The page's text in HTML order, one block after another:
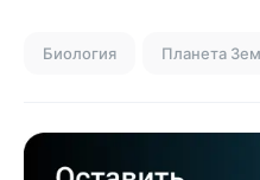
Биология Планета